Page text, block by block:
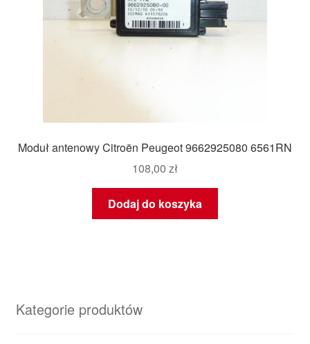
Moduł antenowy Citroën Peugeot 9662925080 6561RN
108,00 zł
Dodaj do koszyka
Kategorie produktów